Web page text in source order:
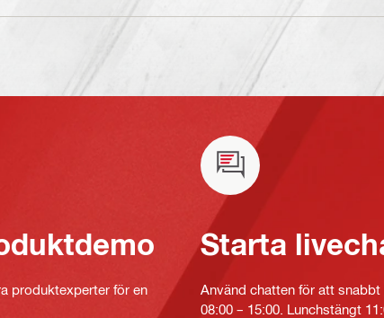
produktexperter för en
Starta
Använd chatten för att
08:00 – 15:00. Lunchstängt